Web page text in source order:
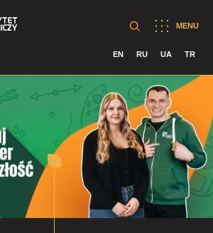
MENU
EN RU UA TR